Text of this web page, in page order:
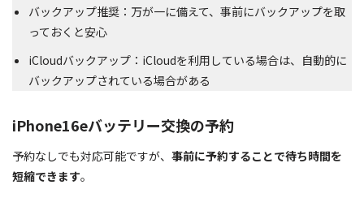
バックアップ推奨：万が一に備えて、事前にバックアップを取
っておくと安心
iCloudバックアップ：iCloudを利用している場合は、自動的に
バックアップされている場合がある
iPhone16eバッテリー交換の予約
予約なしでも対応可能ですが、 事前に予約することで待ち時間を
短縮できます。